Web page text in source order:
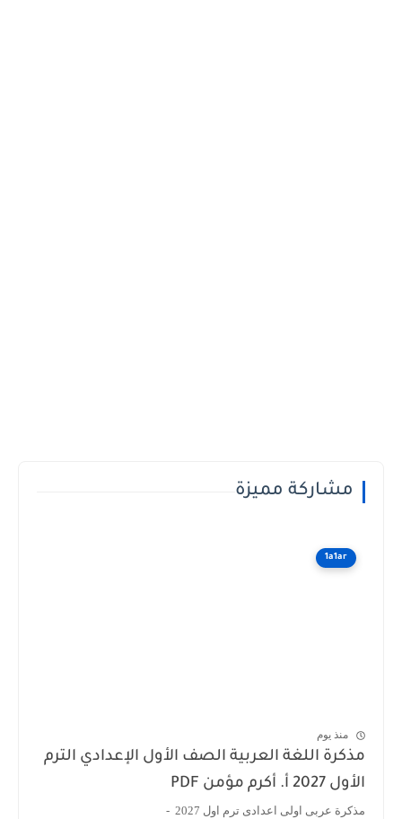
مشاركة مميزة
منذ يوم
اللغة العربية الصف الأول الإعدادي الترم
عربى اولى اعدادى ترم اول 2027 -